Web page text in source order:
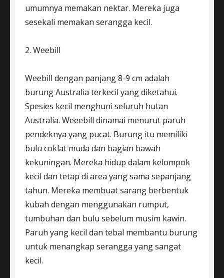
umumnya memakan nektar. Mereka juga
sesekali memakan serangga kecil.
2. Weebill
Weebill dengan panjang 8-9 cm adalah
burung Australia terkecil yang diketahui.
Spesies kecil menghuni seluruh hutan
Australia. Weeebill dinamai menurut paruh
pendeknya yang pucat. Burung itu memiliki
bulu coklat muda dan bagian bawah
kekuningan. Mereka hidup dalam kelompok
kecil dan tetap di area yang sama sepanjang
tahun. Mereka membuat sarang berbentuk
kubah dengan menggunakan rumput,
tumbuhan dan bulu sebelum musim kawin.
Paruh yang kecil dan tebal membantu burung
untuk menangkap serangga yang sangat
kecil.